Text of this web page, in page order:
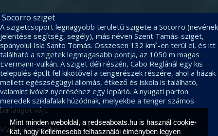
Socorro sziget
A szigetcsoport legnagyobb területű szigete a Socorro (nevének
jelentése segítség, segély), más néven Szent Tamás-sziget,
spanyolul Isla Santo Tomás. Összesen 132 km²-en terül el, és itt
található a szigetek legmagasabb pontja, az 1050 m magas
Evermann-vulkán. A sziget déli részén, Cabo Reglánál egy kis
település épült fel kikötővel a tengerészek részére, ahol a házak
mellett egészségügyi állomás, étkező és iskola is található,
valamint ivóvíz nyeréséhez egy lepárló. A nyugati parton
meredek sziklafalak húzódnak, melyekbe a tenger számos
barlangot vájt.
Vízalatti látnivalók:
Mint minden weboldal, a redseaboats.hu is használ cookie-
kat, hogy kellemesebb felhasználói élményben legyen